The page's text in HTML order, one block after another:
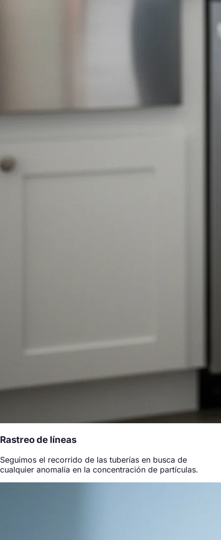
Rastreo de líneas
Seguimos el recorrido de las tuberías en busca de
cualquier anomalía en la concentración de partículas.